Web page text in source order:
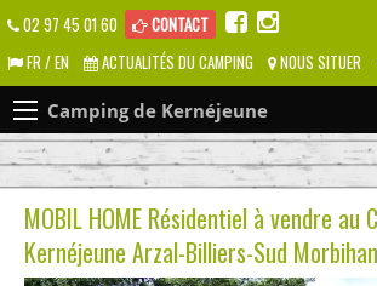
02 97 45 01 60
CONTACT
FR / EN
ACTUALITÉS DU CAMPING NOUS SITUER
Camping de Kernéjeune
MOBIL HOME Résidentiel à vendre au
Kernéjeune Arzal-Billiers-Sud Morbihan